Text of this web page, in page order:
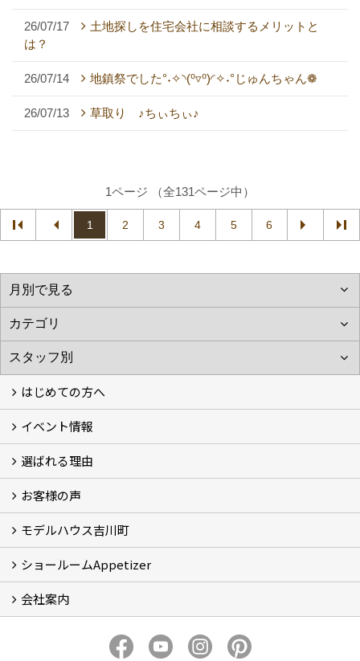
26/07/17
土地探しを住宅会社に相談するメリットと
は？
26/07/14 地鎮祭でした°˖✧◝(⁰▿⁰)◜✧˖°じゅんちゃん❁
26/07/13 草取り ♪ちぃちぃ♪
1ページ （全131ページ中）
1 2 3 4 5 6
はじめての方へ
フォトギャラリー
性能について
自然素材のお家
オーナー様のおうち訪問
イベント情報
イベント情報
選ばれる理由
5つのやさしさ宣言
3つのプロ宣言
お家づくりスケジュール
お客様の声
お客様の声
モデルハウス吉川町
吉川町モデルハウス
ショールームAppetizer
Appetizer(ショールーム)
Appetizer(レンタルスペース)
会社案内
社長 河合智之の想い
求人情報 Recruit